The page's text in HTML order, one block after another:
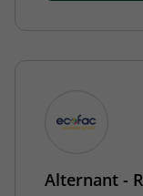
Alternant -